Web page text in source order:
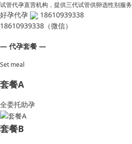
试管代孕直营机构，提供三代试管供卵选性别服务
好孕代孕
18610939338
18610939338（微信）
— 代孕套餐 —
Set meal
套餐A
全委托助孕
套餐B